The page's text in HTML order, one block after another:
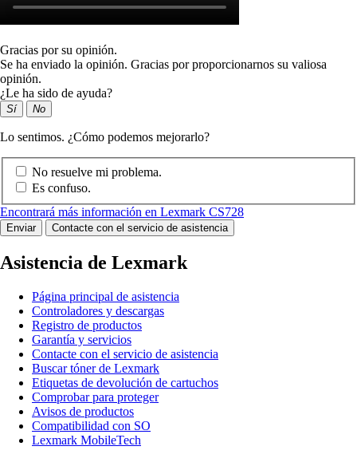
Gracias por su opinión.
Se ha enviado la opinión. Gracias por proporcionarnos su valiosa
opinión.
¿Le ha sido de ayuda?
Sí No
Lo sentimos. ¿Cómo podemos mejorarlo?
No resuelve mi problema.
Es confuso.
Encontrará más información en Lexmark CS728
Enviar Contacte con el servicio de asistencia
Asistencia de Lexmark
Página principal de asistencia
Controladores y descargas
Registro de productos
Garantía y servicios
Contacte con el servicio de asistencia
Buscar tóner de Lexmark
Etiquetas de devolución de cartuchos
Comprobar para proteger
Avisos de productos
Compatibilidad con SO
Lexmark MobileTech